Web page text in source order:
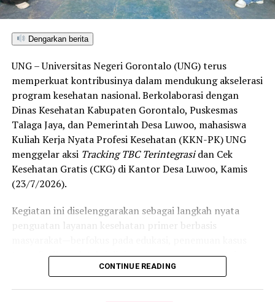
di Gorontalo masih berada pada kategori “Berkembang”
tertinggi di kawasan SulutGo sebagaimana dipaparkan
dalam Rakorwil TPAKD,” ungkap Wawali Indra Gobel
usai kegiatan.
Indra menambahkan, skor IKAD ini membuktikan bahwa
tingkat keterjangkauan, pemanfaatan, serta inklusivitas
layanan keuangan bagi masyarakat di Kota Gorontalo
berada di posisi terdepan.
menjadi indikator kuat atas keberhasilan pemerintah
daerah dalam mendorong masyarakat agar makin
fasilitas jasa keuangan yang berkelanjutan.
Dengarkan berita
UNG – Universitas Negeri Gorontalo (UNG) terus
memperkuat kontribusinya dalam mendukung akselerasi
program kesehatan nasional. Berkolaborasi dengan
Dinas Kesehatan Kabupaten Gorontalo, Puskesmas
Talaga Jaya, dan Pemerintah Desa Luwoo, mahasiswa
Kuliah Kerja Nyata Profesi Kesehatan (KKN-PK) UNG
menggelar aksi Tracking TBC Terintegrasidan Cek
Kesehatan Gratis (CKG) di Kantor Desa Luwoo, Kamis
(23/7/2026).
Kegiatan ini diselenggarakan sebagai langkah nyata
penguatan layanan kesehatan primer berbasis
case finding), deteksi dini, serta pemutusan rantai
penularan tuberkulosis (TBC) yang masih menjadi salah
CONTINUE READING